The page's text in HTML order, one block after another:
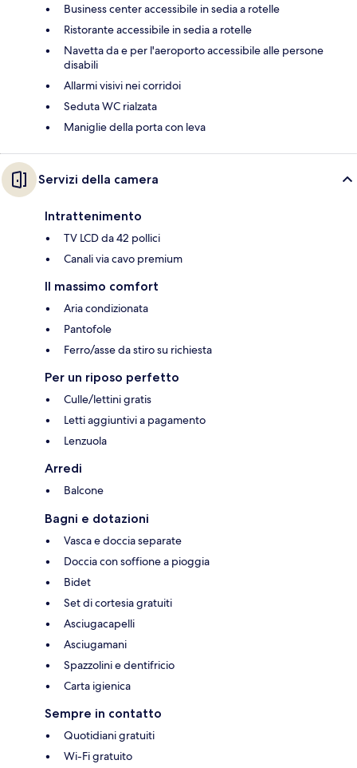
Business center accessibile in sedia a rotelle
Ristorante accessibile in sedia a rotelle
Navetta da e per l'aeroporto accessibile alle persone
disabili
Allarmi visivi nei corridoi
Seduta WC rialzata
Maniglie della porta con leva
Servizi della camera
Intrattenimento
TV LCD da 42 pollici
Canali via cavo premium
Il massimo comfort
Aria condizionata
Pantofole
Ferro/asse da stiro su richiesta
Per un riposo perfetto
Culle/lettini gratis
Letti aggiuntivi a pagamento
Lenzuola
Arredi
Balcone
Bagni e dotazioni
Vasca e doccia separate
Doccia con soffione a pioggia
Bidet
Set di cortesia gratuiti
Asciugacapelli
Asciugamani
Spazzolini e dentifricio
Carta igienica
Sempre in contatto
Quotidiani gratuiti
Wi-Fi gratuito